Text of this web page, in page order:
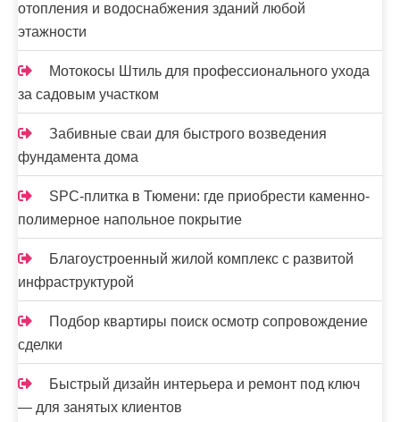
отопления и водоснабжения зданий любой
этажности
Мотокосы Штиль для профессионального ухода
за садовым участком
Забивные сваи для быстрого возведения
фундамента дома
SPC-плитка в Тюмени: где приобрести каменно-
полимерное напольное покрытие
Благоустроенный жилой комплекс с развитой
инфраструктурой
Подбор квартиры поиск осмотр сопровождение
сделки
Быстрый дизайн интерьера и ремонт под ключ
— для занятых клиентов